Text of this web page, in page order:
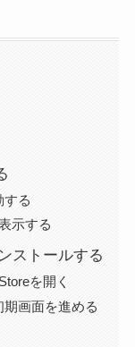
する
示する
ストールする
を開く
画面を進める